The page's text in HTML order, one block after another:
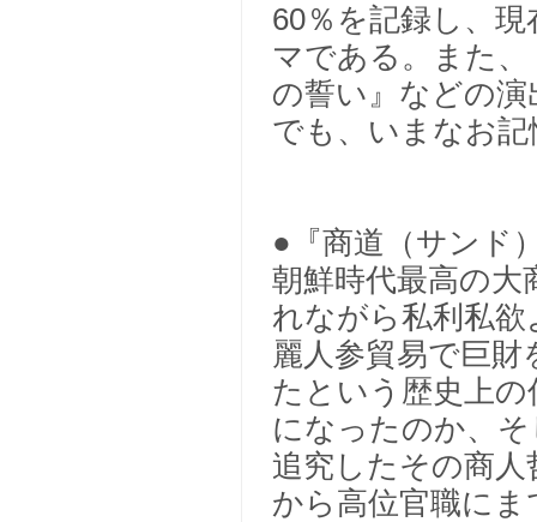
60％を記録し、
マである。また
の誓い』などの
でも、いまなお
●『商道（サンド
朝鮮時代最高の
れながら私利私
麗人参貿易で巨
たという歴史上
になったのか、
追究したその商人
から高位官職に